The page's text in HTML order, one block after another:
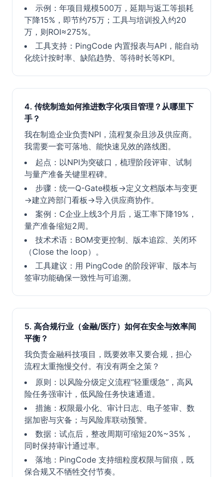
示例：年项目规模500万，延期与返工等损耗
下降15%，即节约75万；工具与培训投入约20
万，则ROI≈275%。
工具支持：PingCode 内置报表与API，能自动
化统计按时率、缺陷趋势、等待时长等KPI。
4. 传统制造如何推进数字化项目管理？从哪里下
手？
我在制造企业负责NPI，流程复杂且涉及供应商。
我需要一套可落地、能快速见效的路线图。
起点：以NPI为突破口，梳理阶段评审、试制
与量产准备关键里程碑。
步骤：统一Q-Gate模板→定义文档版本与变更
→建立跨部门看板→导入供应商协作。
案例：C企业上线3个月后，返工率下降19%，
量产准备缩短2周。
技术术语：BOM变更控制、版本追踪、关闭环
（Close the loop）。
工具建议：用 PingCode 的阶段评审、版本与
签审功能确保一致性与可追溯。
5. 高合规行业（金融/医疗）如何在安全与效率间
平衡？
我负责金融科技项目，既要效率又要合规，担心
流程太重拖慢交付。有没有两全之策？
原则：以风险分级定义流程“轻重缓急”，高风
险任务强审计，低风险任务快速通道。
措施：权限最小化、审计日志、电子签审、数
据加密与灾备；与风险库联动预警。
数据：试点后，整改周期可缩短20%~35%，
同时保持审计通过率。
落地：PingCode 支持细粒度权限与留痕，既
保合规又不牺牲交付节奏。